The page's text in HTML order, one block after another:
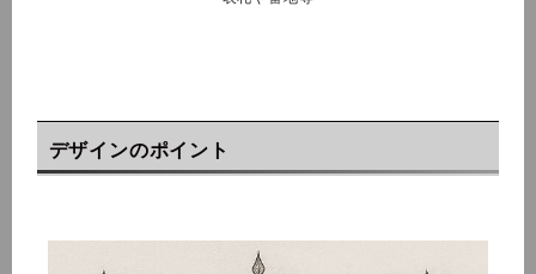
デザインのポイント